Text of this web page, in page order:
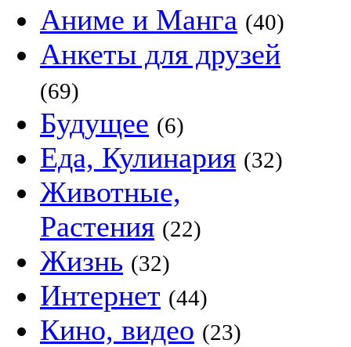
Аниме и Манга (40)
Анкеты для друзей
(69)
Будущее (6)
Еда, Кулинария (32)
Животные,
Растения (22)
Жизнь (32)
Интернет (44)
Кино, видео (23)